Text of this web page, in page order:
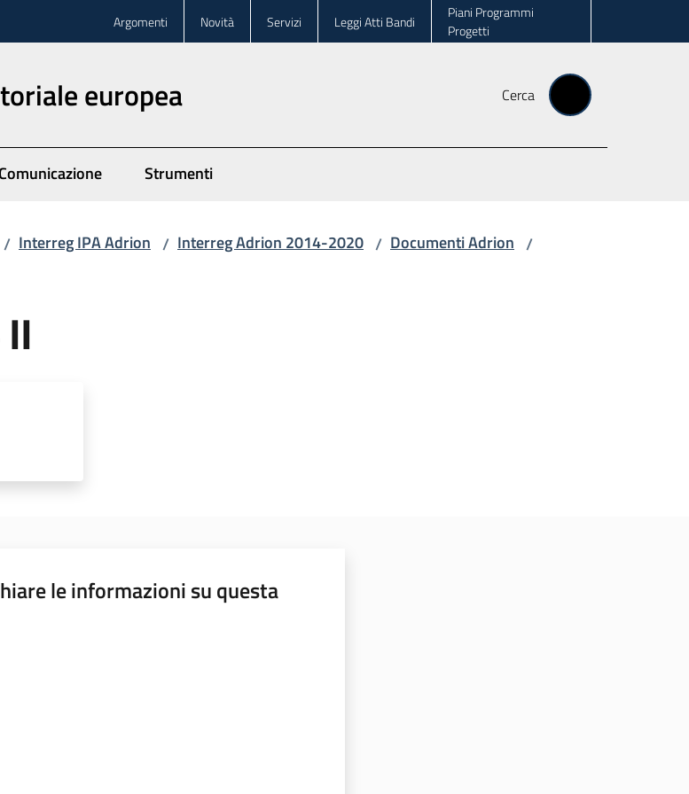
Argomenti Novità Servizi Leggi Atti Bandi
Piani Programmi
Progetti
europea Cerca
Comunicazione Strumenti
/ Interreg IPA Adrion / Interreg Adrion 2014-2020 / Documenti Adrion /
le informazioni su questa